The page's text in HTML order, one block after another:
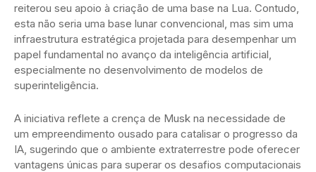
reiterou seu apoio à criação de uma base na Lua. Contudo,
esta não seria uma base lunar convencional, mas sim uma
infraestrutura estratégica projetada para desempenhar um
papel fundamental no avanço da inteligência artificial,
especialmente no desenvolvimento de modelos de
superinteligência.
A iniciativa reflete a crença de Musk na necessidade de
um empreendimento ousado para catalisar o progresso da
IA, sugerindo que o ambiente extraterrestre pode oferecer
vantagens únicas para superar os desafios computacionais